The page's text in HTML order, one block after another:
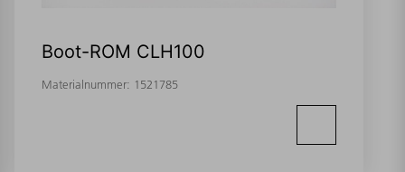
Boot-ROM CLH100
Materialnummer: 1521785